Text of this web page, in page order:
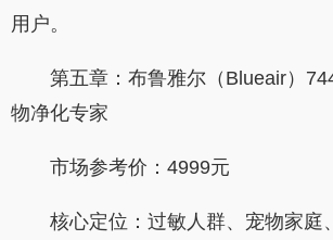
用户。
第五章：布鲁雅尔（Blueair）
物净化专家
市场参考价：4999元
核心定位：过敏人群、宠物家庭